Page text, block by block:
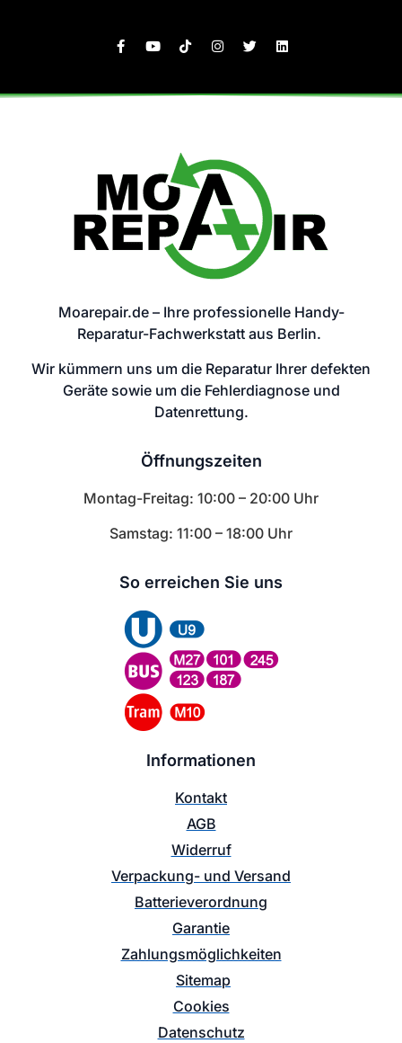
Moarepair.de – Ihre professionelle Handy-
Reparatur-Fachwerkstatt aus Berlin.
Wir kümmern uns um die Reparatur Ihrer defekten
Geräte sowie um die Fehlerdiagnose und
Datenrettung.
Öffnungszeiten
Montag-Freitag: 10:00 – 20:00 Uhr
Samstag: 11:00 – 18:00 Uhr
So erreichen Sie uns
Informationen
Kontakt
AGB
Widerruf
Verpackung- und Versand
Batterieverordnung
Garantie
Zahlungsmöglichkeiten
Sitemap
Cookies
Datenschutz